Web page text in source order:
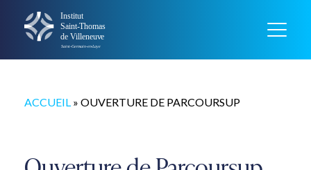
ACCUEIL » OUVERTURE DE PARCOURSUP